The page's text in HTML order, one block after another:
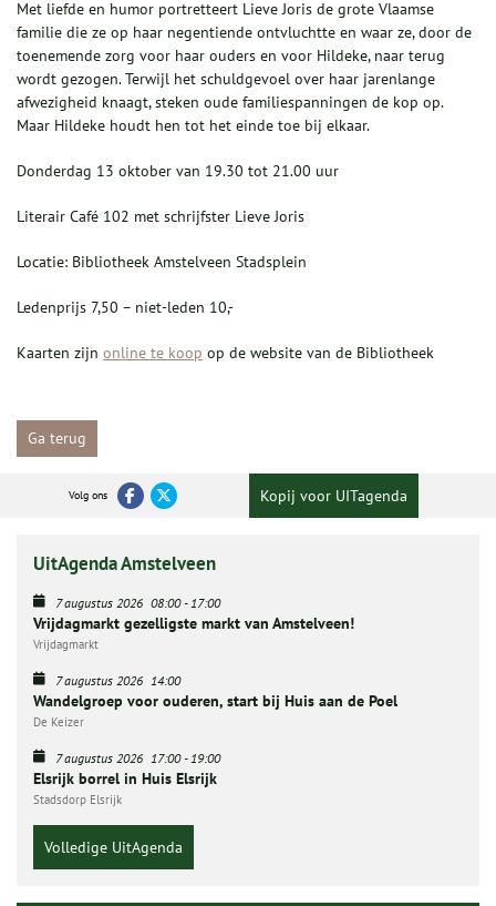
Met liefde en humor portretteert Lieve Joris de grote Vlaamse
familie die ze op haar negentiende ontvluchtte en waar ze, door de
toenemende zorg voor haar ouders en voor Hildeke, naar terug
wordt gezogen. Terwijl het schuldgevoel over haar jarenlange
afwezigheid knaagt, steken oude familiespanningen de kop op.
Maar Hildeke houdt hen tot het einde toe bij elkaar.
Donderdag 13 oktober van 19.30 tot 21.00 uur
Literair Café 102 met schrijfster Lieve Joris
Locatie: Bibliotheek Amstelveen Stadsplein
Ledenprijs 7,50 – niet-leden 10,-
Kaarten zijn online te koop op de website van de Bibliotheek
Ga terug
Volg ons Kopij voor UITagenda
UitAgenda Amstelveen
7 augustus 2026 08:00-17:00
Vrijdagmarkt gezelligste markt van Amstelveen!
Vrijdagmarkt
7 augustus 2026 14:00
Wandelgroep voor ouderen, start bij Huis aan de Poel
De Keizer
7 augustus 2026 17:00-19:00
Elsrijk borrel in Huis Elsrijk
Stadsdorp Elsrijk
Volledige UitAgenda